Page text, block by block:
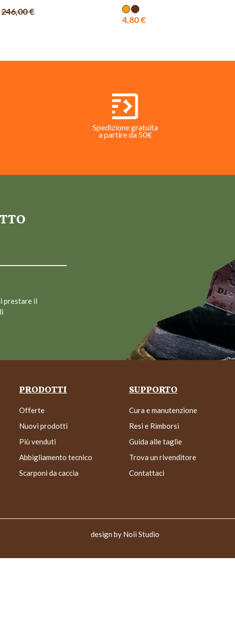
246,00 €
4,80 €
Spedizione gratuita
a partire da 50€
prestare il
PRODOTTI
Offerte
Nuovi prodotti
Più venduti
Abbigliamento tecnico
Scarponi da caccia
SUPPORTO
Cura e manutenzione
Resi e Rimborsi
Guida alle taglie
Trova un rivenditore
Contattaci
design by Noii Studio